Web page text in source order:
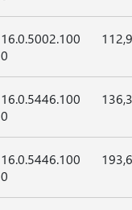
16.0.5002.100
0
16.0.5446.100
0
16.0.5446.100
0